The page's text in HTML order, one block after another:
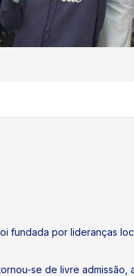
fundada por lideranças
se de livre